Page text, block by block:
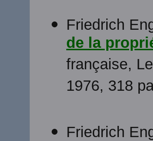
Friedrich
de la
française,
1976, 318
Friedrich